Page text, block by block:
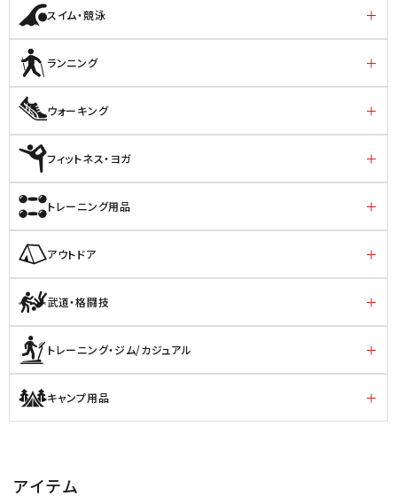
スイム・競泳
ランニング
ウォーキング
フィットネス・ヨガ
トレーニング用品
アウトドア
武道・格闘技
トレーニング・ジム/カジュアル
キャンプ用品
アイテム